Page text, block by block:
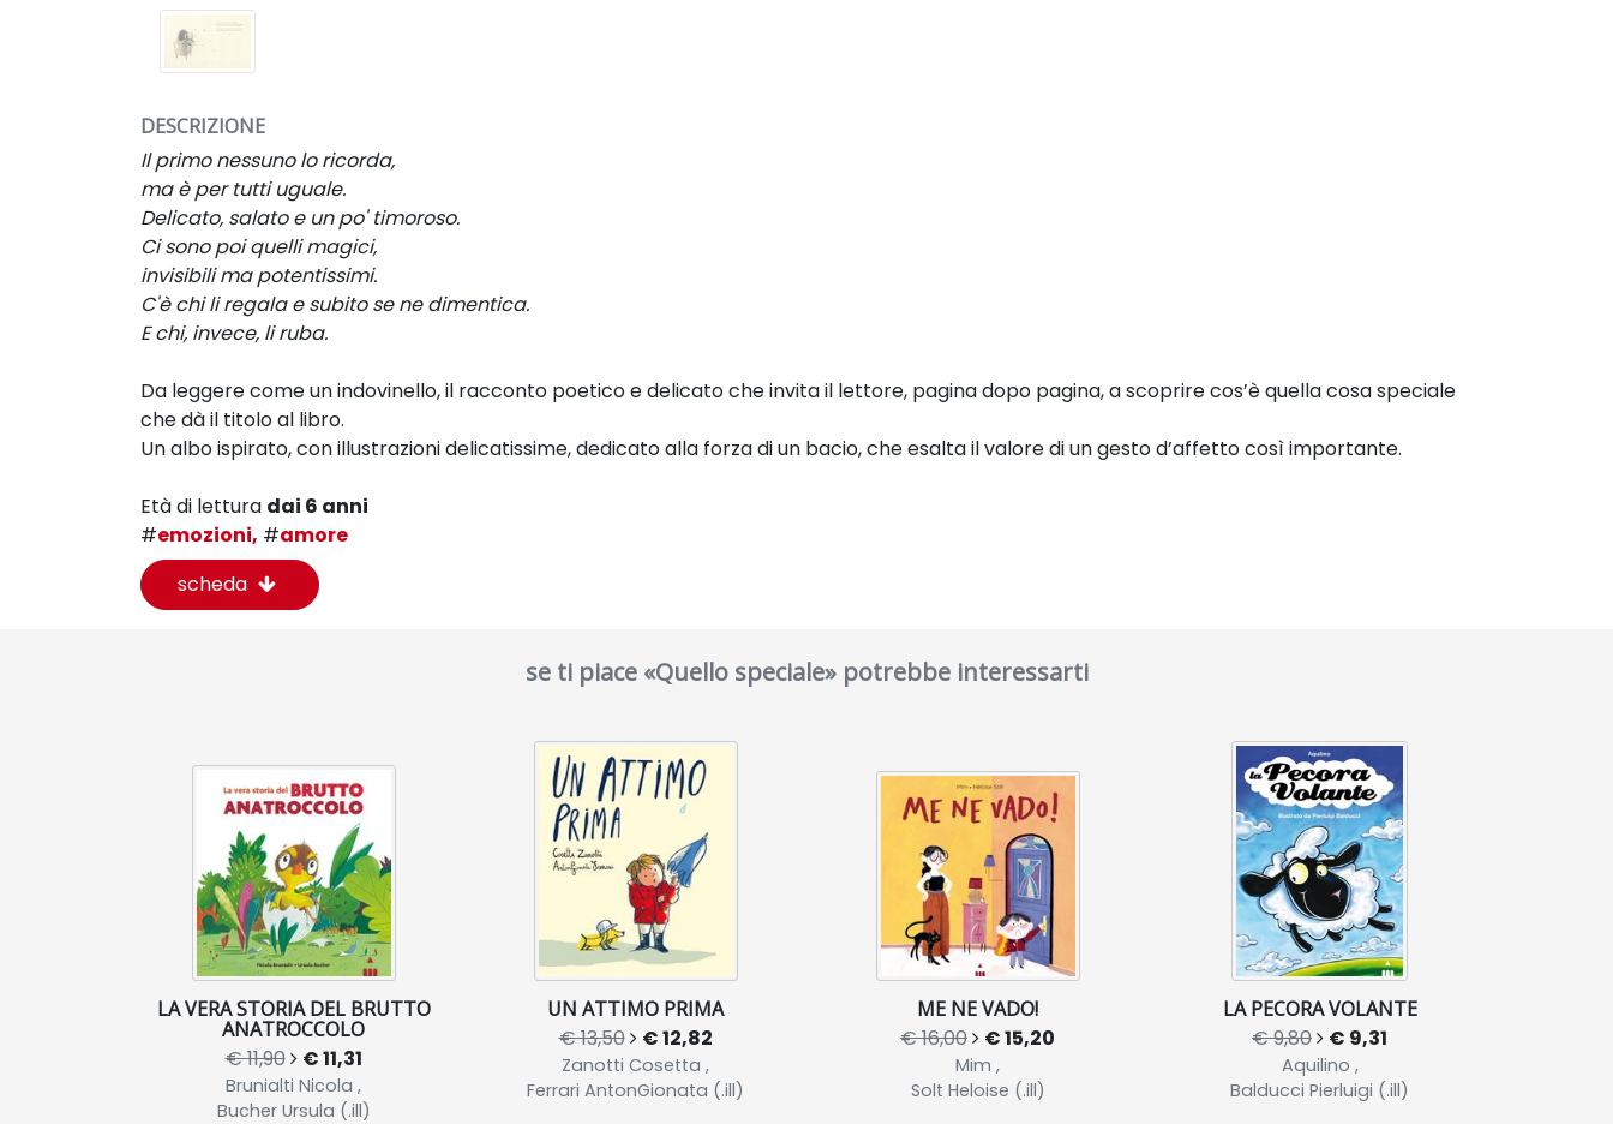
DESCRIZIONE
Il primo nessuno lo ricorda,
ma è per tutti uguale.
Delicato, salato e un po' timoroso.
Ci sono poi quelli magici,
invisibili ma potentissimi.
C'è chi li regala e subito se ne dimentica.
E chi, invece, li ruba.
Da leggere come un indovinello, il racconto poetico e delicato cheinvita il lettore, pagina dopo pagina, a scoprirecos’è quella cosa speciale
che dà il titolo al libro.
Un albo ispirato,conillustrazioni delicatissime, dedicato alla forza di un bacio,che esalta il valore di un gesto d’affetto così importante.
Età di lettura dai 6 anni
#emozioni, #amore
scheda
se ti piace «Quello speciale» potrebbe interessarti
LA VERA STORIA DEL BRUTTO
ANATROCCOLO
€ 11,90 € 11,31
Brunialti Nicola ,
Bucher Ursula (.ill)
UN ATTIMO PRIMA
€ 13,50 € 12,82
Zanotti Cosetta ,
Ferrari AntonGionata (.ill)
ME NE VADO!
€ 16,00 € 15,20
Mim ,
Solt Heloise (.ill)
LA PECORA VOLANTE
€ 9,80 € 9,31
Aquilino ,
Balducci Pierluigi (.ill)